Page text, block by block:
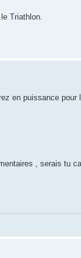
Triathlon.
en puissance pour
, serais tu